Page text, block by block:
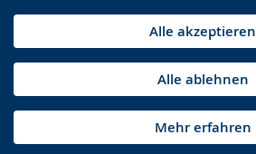
Alle akzeptieren
Alle ablehnen
Mehr erfahren